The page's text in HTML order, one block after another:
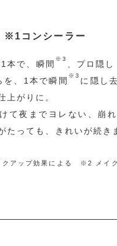
※1コンシーラー
1本で、瞬間
※3
、プロ隠し
を、1本で瞬間
※3
に隠し
上がりに。
て夜までヨレない、崩
たっても、きれいが続き
クアップ効果による ※2 メイ